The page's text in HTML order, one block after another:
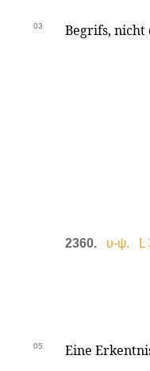
03 Begrifs, nicht
2360. υ-ψ. L
05 Eine